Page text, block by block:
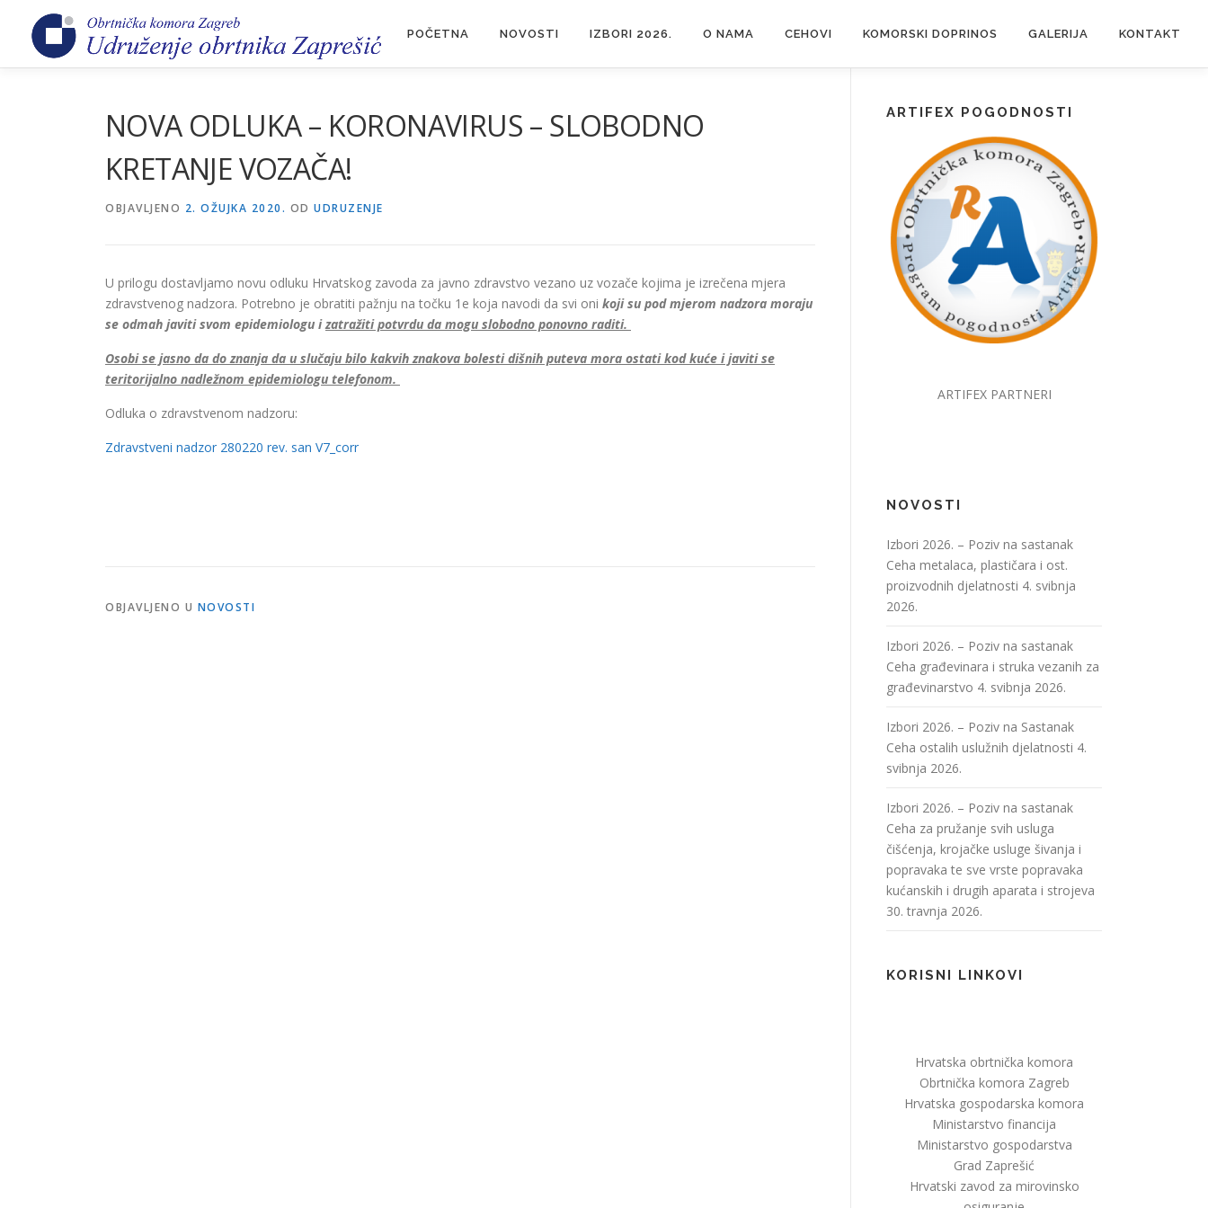
sadržaj
POČETNA NOVOSTI IZBORI 2026. O NAMA CEHOVI KOMORSKI DOPRINOS GALERIJA KONTAKT
NOVA ODLUKA – KORONAVIRUS – SLOBODNO
KRETANJE VOZAČA!
OBJAVLJENO 2. OŽUJKA 2020. OD UDRUZENJE
U prilogu dostavljamo novu odluku Hrvatskog zavoda za javno zdravstvo vezano uz vozače kojima je izrečena mjera
zdravstvenog nadzora. Potrebno je obratiti pažnju na točku 1e koja navodi da svi oni koji su pod mjerom nadzora moraju
se odmah javiti svom epidemiologu izatražiti potvrdu da mogu slobodno ponovno raditi.
Osobi se jasno da do znanja da u slučaju bilo kakvih znakova bolesti dišnih puteva mora ostati kod kuće i javiti se
teritorijalno nadležnom epidemiologu telefonom.
Odluka o zdravstvenom nadzoru:
Zdravstveni nadzor 280220 rev. san V7_corr
OBJAVLJENO U NOVOSTI
ARTIFEX POGODNOSTI
ARTIFEX PARTNERI
NOVOSTI
Izbori 2026. – Poziv na sastanak
Ceha metalaca, plastičara i ost.
proizvodnih djelatnosti 4. svibnja
2026.
Izbori 2026. – Poziv na sastanak
Ceha građevinara i struka vezanih za
građevinarstvo 4. svibnja 2026.
Izbori 2026. – Poziv na Sastanak
Ceha ostalih uslužnih djelatnosti 4.
svibnja 2026.
Izbori 2026. – Poziv na sastanak
Ceha za pružanje svih usluga
čišćenja, krojačke usluge šivanja i
popravaka te sve vrste popravaka
kućanskih i drugih aparata i strojeva
30. travnja 2026.
KORISNI LINKOVI
Hrvatska obrtnička komora
Obrtnička komora Zagreb
Hrvatska gospodarska komora
Ministarstvo financija
Ministarstvo gospodarstva
Grad Zaprešić
Hrvatski zavod za mirovinsko